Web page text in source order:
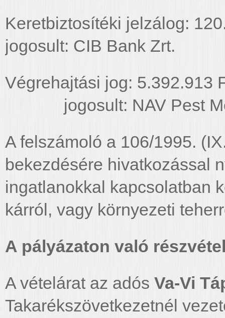
Keretbiztosítéki jelzálog:
jogosult: CIB Bank Zrt.
Végrehajtási jog:
jogosult: NAV Pest
A felszámoló a 106/1995.
bekezdésére hivatkozással
ingatlanokkal kapcsolatban
kárról, vagy környezeti
A pályázaton való
A vételárat az adós Va-Vi
Takarékszövetkezetnél